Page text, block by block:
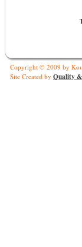
Copyright © 2009 by
Site Created by Quality